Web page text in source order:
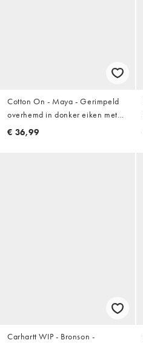
Cotton On - Maya - Gerimpeld
overhemd in donker eiken met
krijtstreep
€ 36,99
Carhartt WIP - Bronson -